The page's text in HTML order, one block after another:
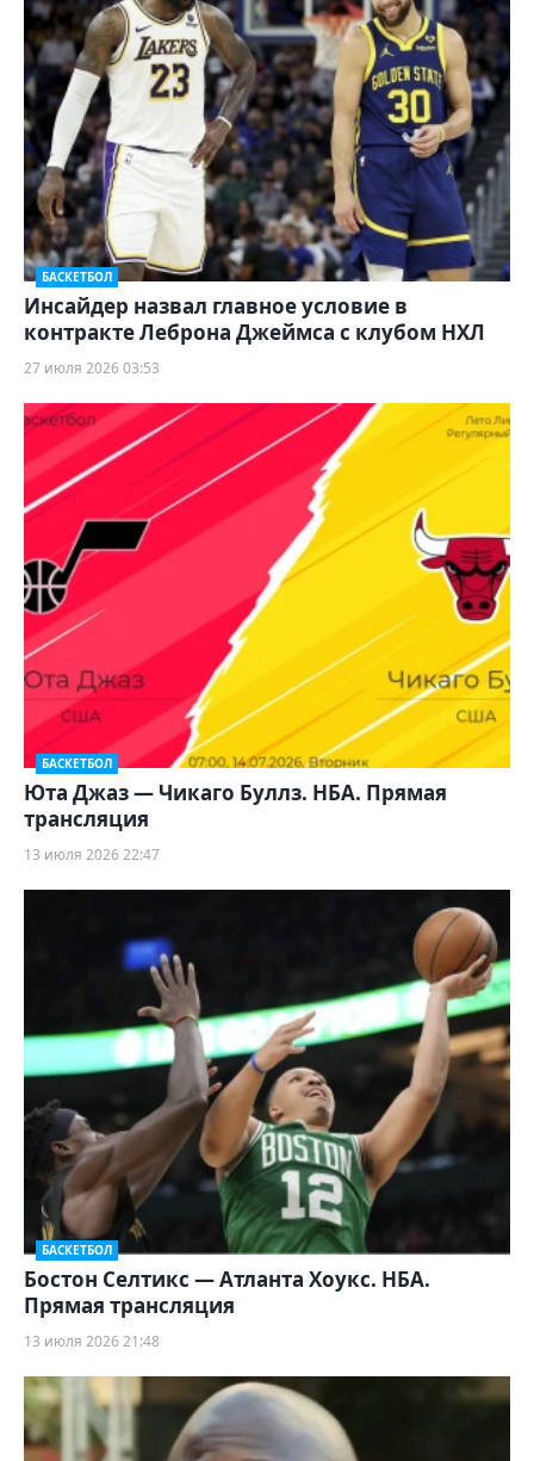
БАСКЕТБОЛ
Инсайдер назвал главное условие в
контракте Леброна Джеймса с клубом НХЛ
27 июля 2026 03:53
БАСКЕТБОЛ
Юта Джаз — Чикаго Буллз. НБА. Прямая
трансляция
13 июля 2026 22:47
БАСКЕТБОЛ
Бостон Селтикс — Атланта Хоукс. НБА.
Прямая трансляция
13 июля 2026 21:48